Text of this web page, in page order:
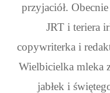
przyjaciół.
JRT i teriera
copywriterka i
Wielbicielka mleka
jabłek i